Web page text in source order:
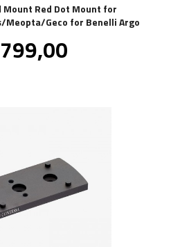
Mount Red Dot Mount for
Geco for Benelli Argo
mva.